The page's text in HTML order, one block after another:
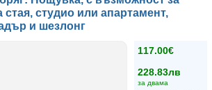
стая, студио или апартамент,
и шезлонг
117.00€
228.83лв
за двама